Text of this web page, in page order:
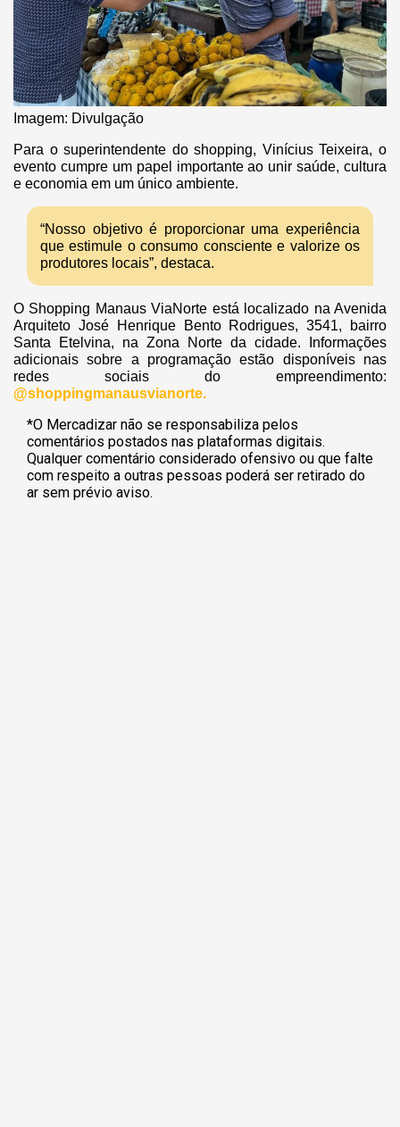
Imagem: Divulgação
Para o superintendente do shopping, Vinícius Teixeira, o
evento cumpre um papel importante ao unir saúde, cultura
e economia em um único ambiente.
“Nosso objetivo é proporcionar uma experiência
que estimule o consumo consciente e valorize os
produtores locais”, destaca.
O Shopping Manaus ViaNorte está localizado na Avenida
Arquiteto José Henrique Bento Rodrigues, 3541, bairro
Santa Etelvina, na Zona Norte da cidade. Informações
adicionais sobre a programação estão disponíveis nas
redes sociais do empreendimento:
@shoppingmanausvianorte.
*O Mercadizar não se responsabiliza pelos
comentários postados nas plataformas digitais.
Qualquer comentário considerado ofensivo ou que falte
com respeito a outras pessoas poderá ser retirado do
ar sem prévio aviso.